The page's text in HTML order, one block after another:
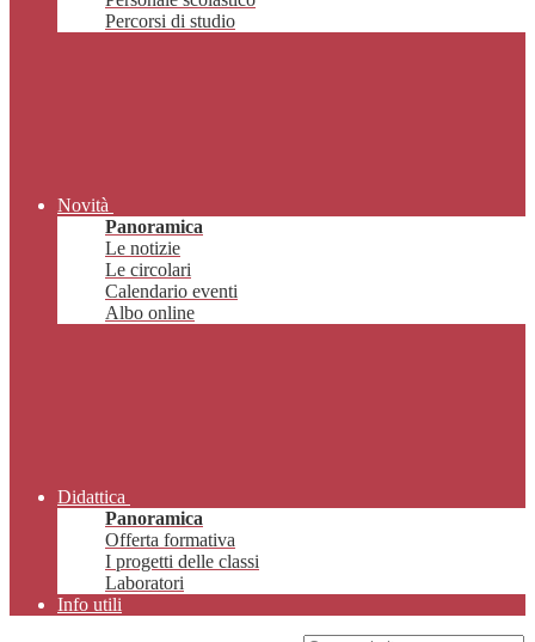
Percorsi di studio
Novità
Panoramica
Le notizie
Le circolari
Calendario eventi
Albo online
Didattica
Panoramica
Offerta formativa
I progetti delle classi
Laboratori
Info utili